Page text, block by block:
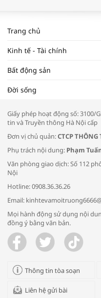
NAM
ĐẬP
Tọa
Bác
Trao
Trang chủ
Kinh tế - Tài chính
Bất động sản
Đời sống
Giấy phép hoạt động số: 3100/
tin và Truyền thông Hà Nội cấp
Đơn vị chủ quản:CTCP
Phụ trách nội dung: Phạm
Văn phòng giao dịch: Số 112
Nội
Hotline: 0908.36.36.26
Email:
Mọi hành động sử dụng nội
đồng ý bằng văn bản.
Thông tin tòa soạn
Liên hệ gửi bài